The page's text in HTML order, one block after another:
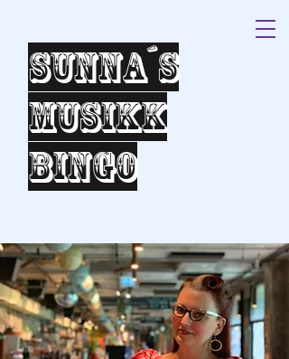
Sunna´s
Musikk
bingo